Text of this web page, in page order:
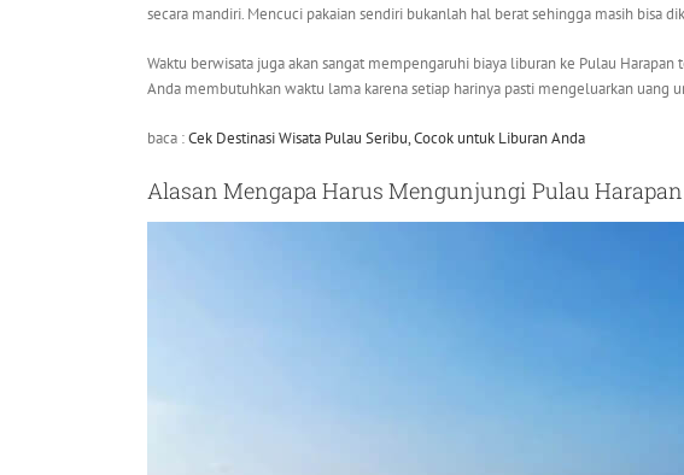
secara mandiri. Mencuci pakaian sendiri bukanlah hal berat sehingga masih bisa
Waktu berwisata juga akan sangat mempengaruhi biaya liburan ke Pulau
Anda membutuhkan waktu lama karena setiap harinya pasti mengeluarkan uang
baca :Cek Destinasi Wisata Pulau Seribu, Cocok untuk Liburan Anda
Alasan Mengapa Harus Mengunjungi Pulau Harapan